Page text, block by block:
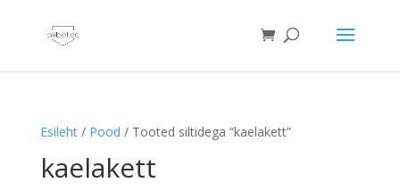
Esileht/ Pood / Tooted siltidega “kaelakett”
kaelakett